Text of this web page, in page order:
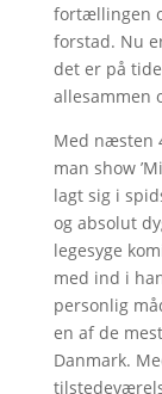
fortællingen
forstad. Nu
det er på
allesammen
Med næsten
man show
lagt sig i
og absolut
legesyge
med ind i
personlig
en af de
Danmark.